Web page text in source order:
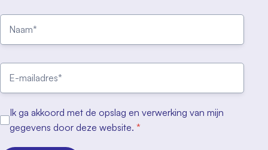
Ik ga akkoord met de opslag en verwerking van mijn
gegevens door deze website. *